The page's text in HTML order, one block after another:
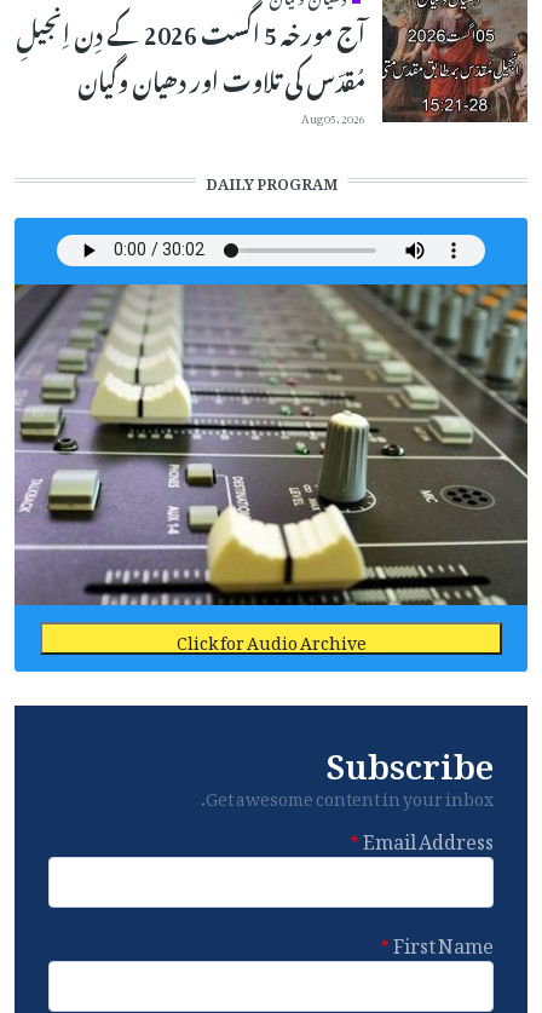
آج مورخہ 5 اگست 2026 کے دِن اِنجیلِ
مُقدّس کی تلاوت اور دھیان وگیان
Aug 05, 2026
DAILY PROGRAM
Click for Audio Archive
Subscribe
Get awesome content in your inbox.
Email Address
First Name